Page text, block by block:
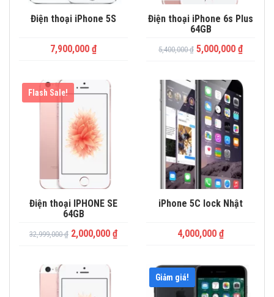
Điện thoại iPhone 5S
7,900,000 ₫
Điện thoại iPhone 6s Plus
64GB
5,400,000₫ 5,000,000 ₫
Flash Sale!
Điện thoại IPHONE SE
64GB
32,999,000₫ 2,000,000 ₫
iPhone 5C lock Nhật
4,000,000 ₫
Giảm giá!